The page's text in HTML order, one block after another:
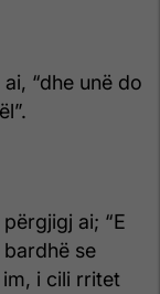
“dhe unë do
ai; “E
se
i cili rritet